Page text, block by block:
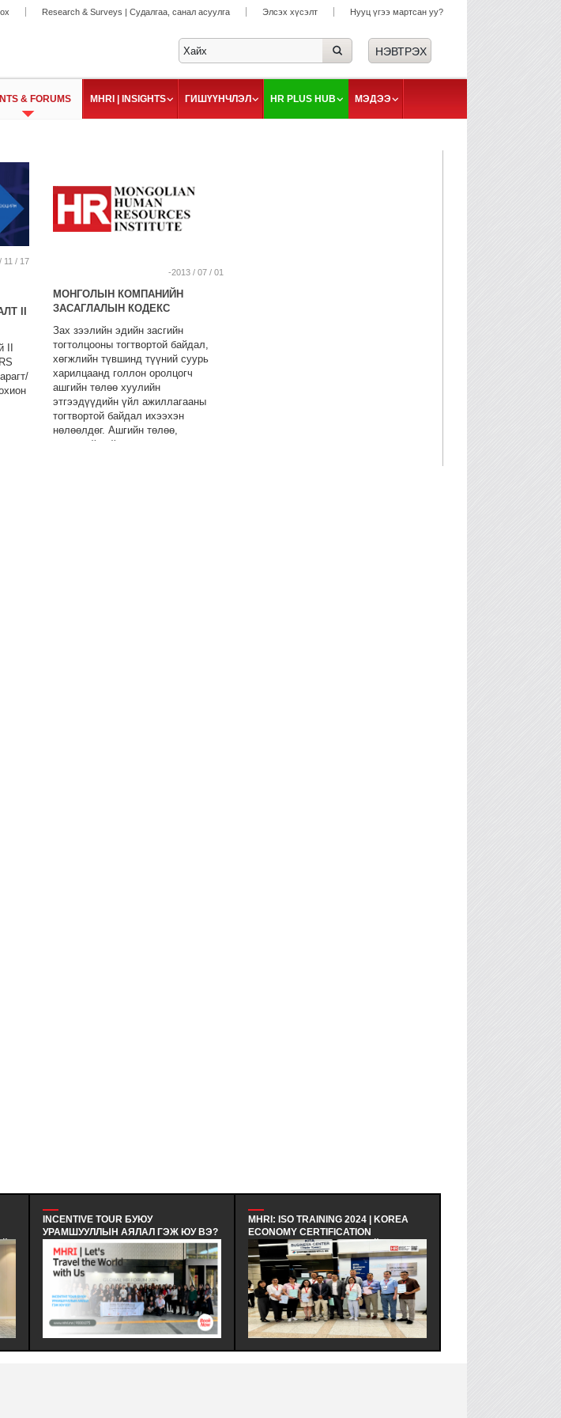
Research & Surveys | Судалгаа, санал асуулга Элсэх хүсэлт Нууц үгээ мартсан уу?
& FORUMS MHRI | INSIGHTS ГИШҮҮНЧЛЭЛ HR PLUS HUB МЭДЭЭ
11 / 17
II
II
-2013 / 07 / 01
МОНГОЛЫН КОМПАНИЙН
ЗАСАГЛАЛЫН КОДЕКС
Зах зээлийн эдийн засгийн
тогтолцооны тогтвортой байдал,
хөгжлийн түвшинд түүний суурь
харилцаанд голлон оролцогч
ашгийн төлөө хуулийн
этгээдүүдийн үйл ажиллагааны
тогтвортой байдал ихээхэн
нөлөөлдөг. Ашгийн төлөө,
бизнесийн үйл ажиллагаа явуулах
INCENTIVE TOUR БУЮУ
УРАМШУУЛЛЫН АЯЛАЛ ГЭЖ ЮУ ВЭ?
- INCENTIVE TOUR ГЭДЭГ НЬ
АЖИЛЧИД, БИЗНЕС ТҮНШҮҮД
ЭСВЭЛ ҮЙЛЧЛҮҮЛЭГЧДЭД УРАМ
ЗОРИГ ӨГӨХ, ТЭДНИЙ
ГҮЙЦЭТГЭЛИЙГ ҮНЭЛЭХ
ЗОРИЛГООР ЗОХИОН БАЙГУУЛДАГ
АЯЛАЛ ЮМ.
MHRI: ISO TRAINING 2024 | KOREA
ECONOMY CERTIFICATION
REGISTRAR - БНСУ-Н ЭДИЙН
ЗАСГИЙН ГЭРЧИЛГЭЭЖҮҮЛЭХ
ЗӨВЛӨЛИЙН МЭРГЭШҮҮЛЭХ ТУСГАЙ
ХӨТӨЛБӨРТ ЗОЧИН ТӨЛӨӨЛӨГЧӨӨР
ОРОЛЦОЖ, БНСУ-Н ААН БОЛОН ТӨР
ЗАХИРГААНЫ БАЙГУУЛЛАГЫН ҮЙЛ
АЖИЛЛАГААТАЙ ТАНИЛЦАЖ
ТУРШЛАГА СУДЛАХ АЛБАН
| ХАРИЛЦАА ХАНДЛАГЫН
СУРГАЛТ - ЭЕРЭГ
БАГИЙН ҮЙЛ АЖИЛЛАГААГ
САЙЖРУУЛАХ НЬ | ХАРИЛЦАА
ХАНДЛАГЫН БАГЦ СУРГАЛТ
ЗОХИОН БАЙГУУЛАГДЛАА.